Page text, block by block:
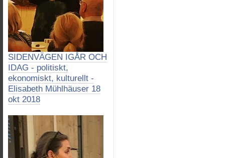
SIDENVÄGEN IGÅR OCH
IDAG - politiskt,
ekonomiskt, kulturellt -
Elisabeth Mühlhäuser 18
okt 2018